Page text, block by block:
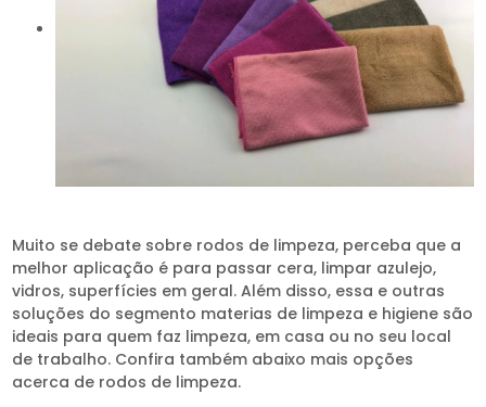
Muito se debate sobre rodos de limpeza, perceba que a
melhor aplicação é para passar cera, limpar azulejo,
vidros, superfícies em geral. Além disso, essa e outras
soluções do segmento materias de limpeza e higiene são
ideais para quem faz limpeza, em casa ou no seu local
de trabalho. Confira também abaixo mais opções
acerca de rodos de limpeza.